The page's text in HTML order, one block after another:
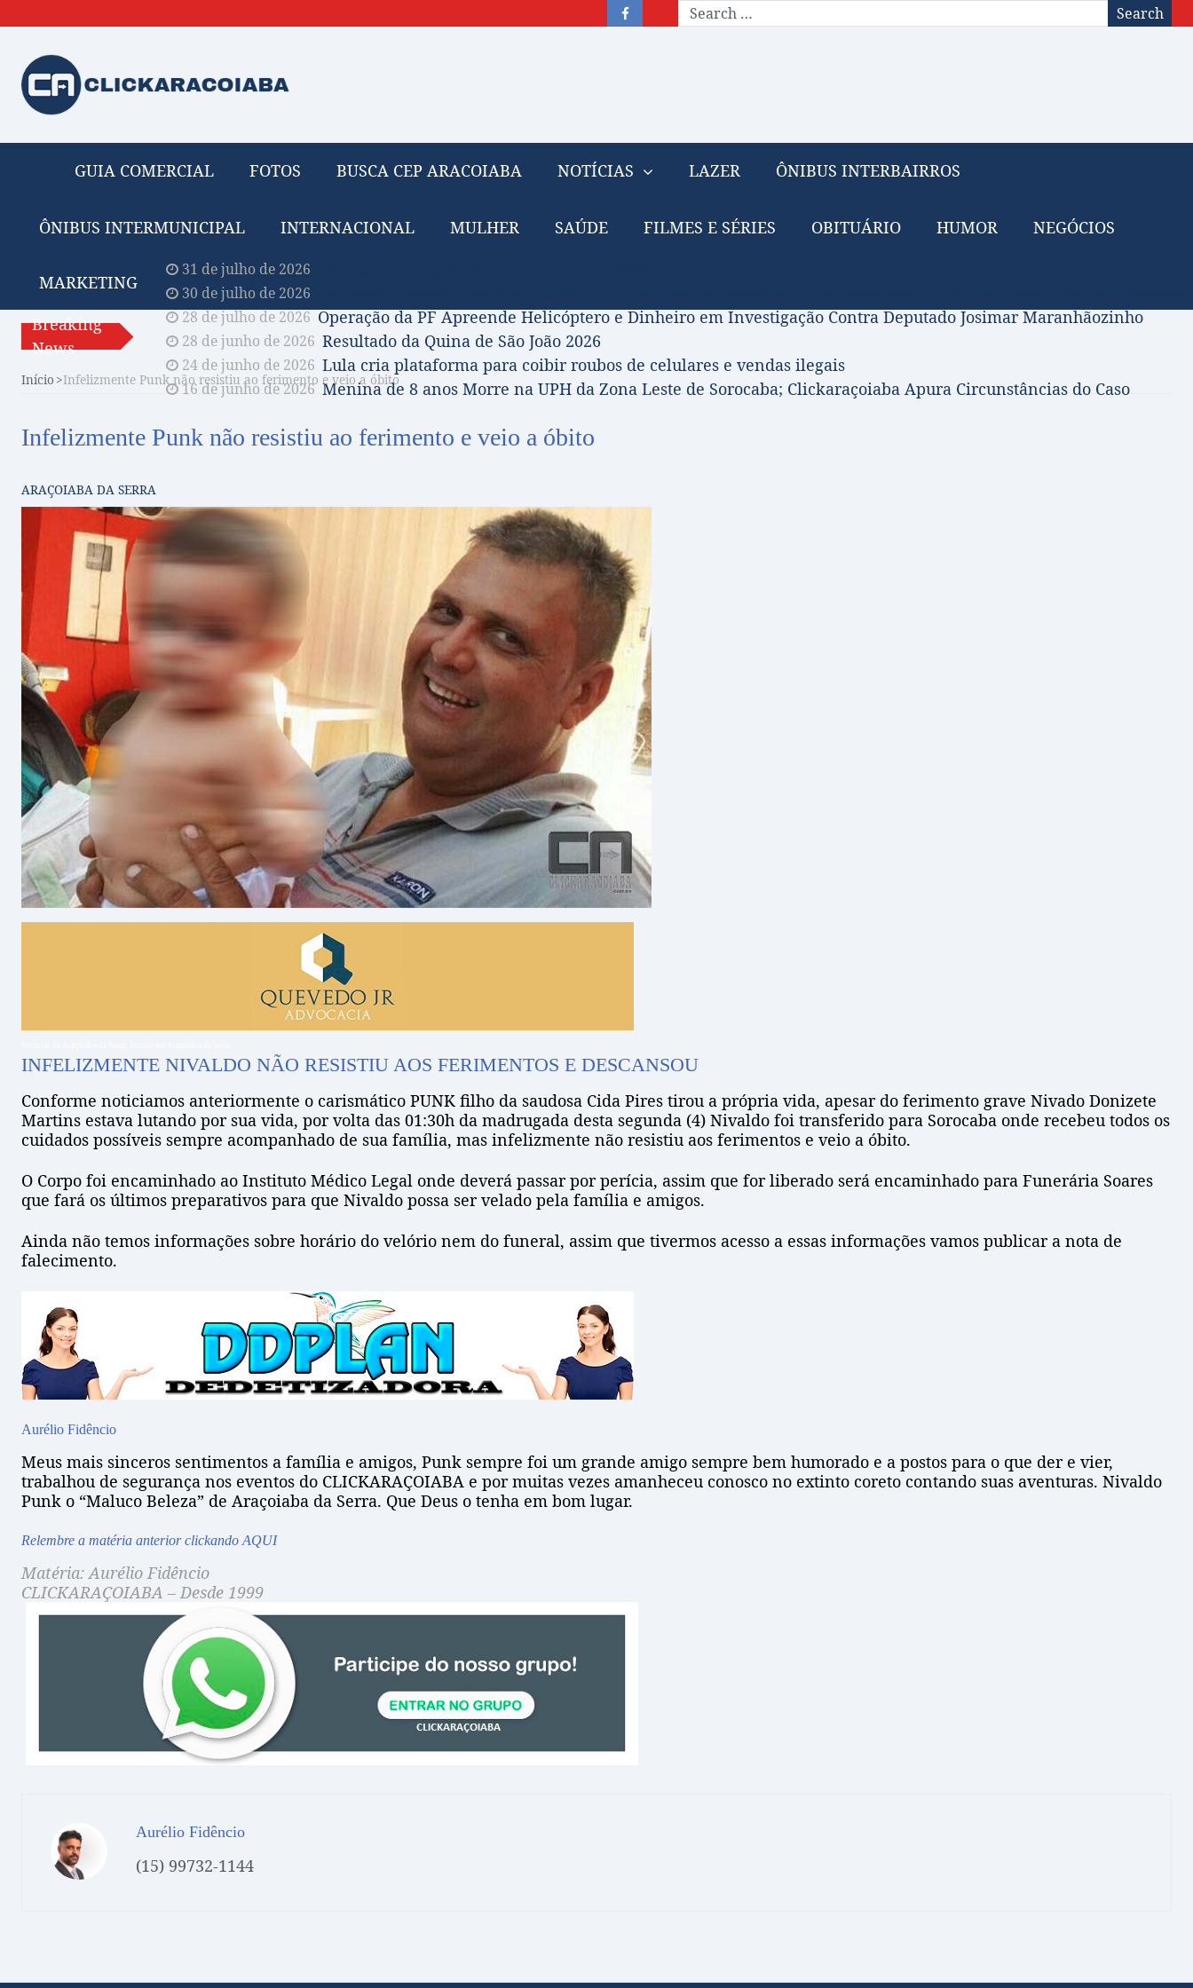
Search
GUIA COMERCIAL FOTOS BUSCA CEP ARACOIABA NOTÍCIAS LAZER ÔNIBUS INTERBAIRROS
ÔNIBUS INTERMUNICIPAL INTERNACIONAL MULHER SAÚDE FILMES E SÉRIES OBITUÁRIO HUMOR NEGÓCIOS
MARKETING
Breaking
News
31 de julho de 2026
30 de julho de 2026
28 de julho de 2026 Operação da PF Apreende Helicóptero e Dinheiro em Investigação Contra Deputado Josimar Maranhãozinho
28 de junho de 2026 Resultado da Quina de São João 2026
24 de junho de 2026 Lula cria plataforma para coibir roubos de celulares e vendas ilegais
16 de junho de 2026 Menina de 8 anos Morre na UPH da Zona Leste de Sorocaba; Clickaraçoiaba Apura Circunstâncias do Caso
Início Infelizmente Punk não resistiu ao ferimento e veio a óbito
Infelizmente Punk não resistiu ao ferimento e veio a óbito
ARAÇOIABA DA SERRA
INFELIZMENTE NIVALDO NÃO RESISTIU AOS FERIMENTOS E DESCANSOU
Conforme noticiamos anteriormente o carismático PUNK filho da saudosa Cida Pires tirou a própria vida, apesar do ferimento grave Nivado Donizete
Martins estava lutando por sua vida, por volta das 01:30h da madrugada desta segunda (4) Nivaldo foi transferido para Sorocaba onde recebeu todos os
cuidados possíveis sempre acompanhado de sua família, mas infelizmente não resistiu aos ferimentos e veio a óbito.
O Corpo foi encaminhado ao Instituto Médico Legal onde deverá passar por perícia, assim que for liberado será encaminhado para Funerária Soares
que fará os últimos preparativos para que Nivaldo possa ser velado pela família e amigos.
Ainda não temos informações sobre horário do velório nem do funeral, assim que tivermos acesso a essas informações vamos publicar a nota de
falecimento.
Aurélio Fidêncio
Meus mais sinceros sentimentos a família e amigos, Punk sempre foi um grande amigo sempre bem humorado e a postos para o que der e vier,
trabalhou de segurança nos eventos do CLICKARAÇOIABA e por muitas vezes amanheceu conosco no extinto coreto contando suas aventuras. Nivaldo
Punk o “Maluco Beleza” de Araçoiaba da Serra. Que Deus o tenha em bom lugar.
Relembre a matéria anterior clickando AQUI
Matéria: Aurélio Fidêncio
CLICKARAÇOIABA – Desde 1999
Aurélio Fidêncio
(15) 99732-1144